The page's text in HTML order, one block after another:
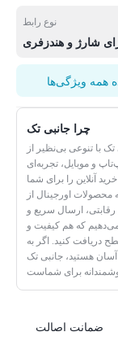
نوع رابط
همه ویژگی‌ها
چرا جانبی تک
با تنوعی بی‌نظیر از
و موبایل، تجربه‌ای
آنلاین را برای شما
محصولات اورجینال از
ارسال سریع و
که هم کیفیت و
دریافت کنید. اگر به
هستید، جانبی تک
ضمانت اصالت